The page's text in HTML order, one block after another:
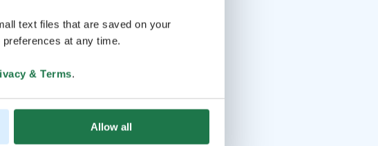
text files that are saved on your
at any time.
& Terms.
Allow all